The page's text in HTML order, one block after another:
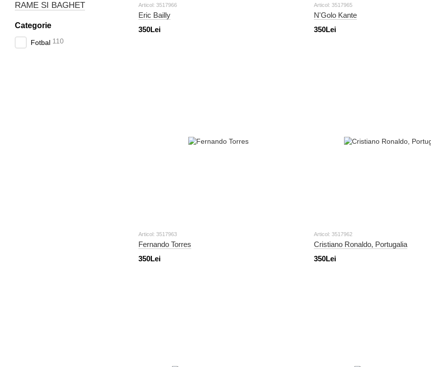
Articol: 3517966
Eric Bailly
350Lei
Articol: 3517965
N'Golo Kante
350Lei
Articol: 3517963
Fernando Torres
350Lei
Articol: 3517962
Cristiano Ronaldo, Portugalia
350Lei
RAME SI BAGHET
Categorie
Fotbal 110